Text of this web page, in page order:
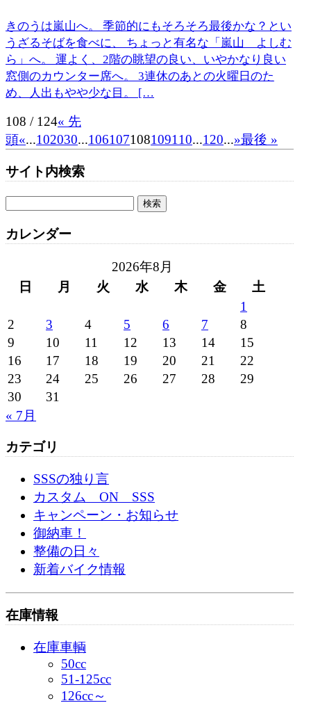
きのうは嵐山へ。 季節的にもそろそろ最後かな？とい
うざるそばを食べに、 ちょっと有名な「嵐山 よしむ
ら」へ。 運よく、2階の眺望の良い、いやかなり良い
窓側のカウンター席へ。 3連休のあとの火曜日のた
め、人出もやや少な目。 […
108 / 124« 先
頭«...102030...106107108109110...120...»最後 »
サイト内検索
カレンダー
2026年8月
日
月 火 水 木 金
土
1
2
3 4 5 6 7
8
9
10 11 12 13 14
15
16
17 18 19 20 21
22
23
24 25 26 27 28
29
30
31
« 7月
カテゴリ
SSSの独り言
カスタム ON SSS
キャンペーン・お知らせ
御納車！
整備の日々
新着バイク情報
在庫情報
在庫車輌
50cc
51-125cc
126cc～